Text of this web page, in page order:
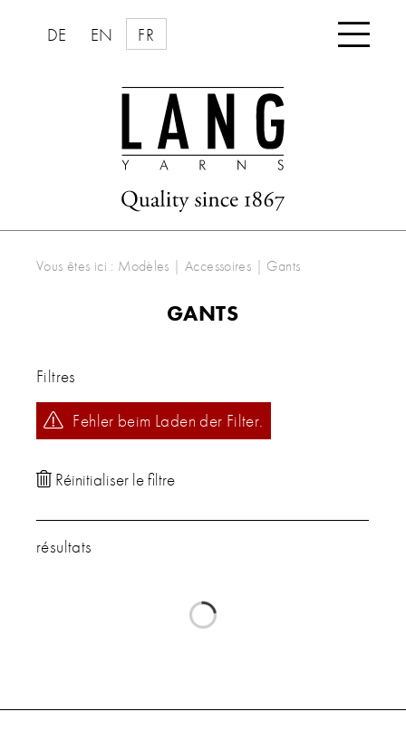
DE EN FR 
Vous êtes ici : Modèles |Accessoires | Gants
GANTS
Filtres
Fehler beim Laden der Filter.
résultats